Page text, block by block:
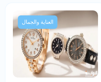
العناية والجمال